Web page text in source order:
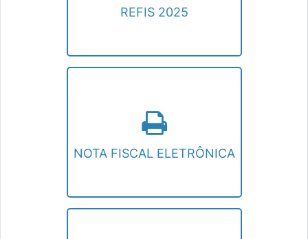
REFIS 2025
NOTA FISCAL ELETRÔNICA
Emissão de Nota Fiscal Eletrônica.